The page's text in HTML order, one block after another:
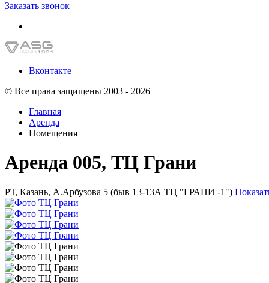
Заказать звонок
Вконтакте
© Все права защищены 2003 - 2026
Главная
Аренда
Помещения
Аренда 005, ТЦ Грани
РТ, Казань, А.Арбузова 5 (быв 13-13А ТЦ "ГРАНИ -1")